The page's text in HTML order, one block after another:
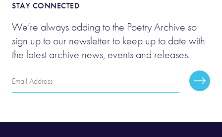
STAY CONNECTED
We’re always adding to the Poetry Archive so
sign up to our newsletter to keep up to date with
the latest archive news, events and releases.
Email
Address